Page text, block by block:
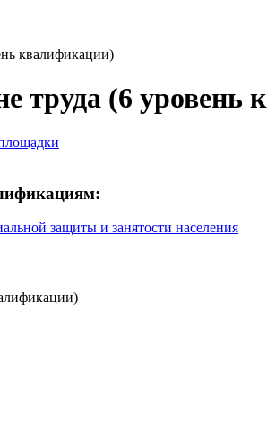
квалификации)
труда (6 уровень
защиты и занятости населения